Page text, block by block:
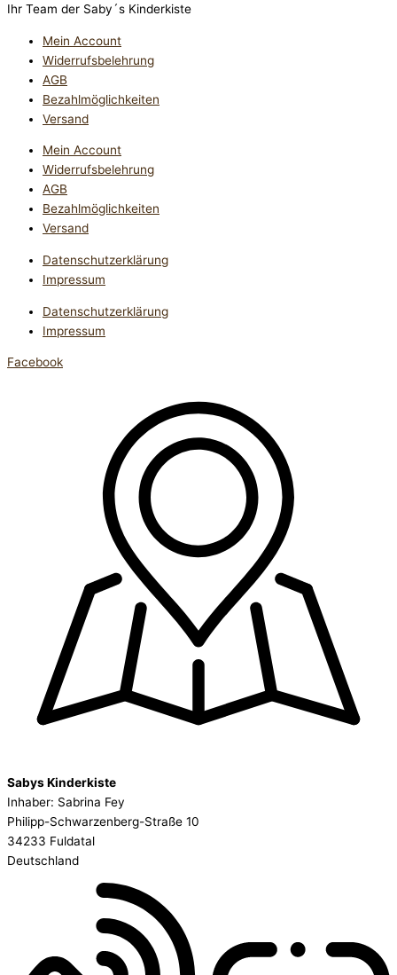
Ihr Team der Saby´s Kinderkiste
Mein Account
Widerrufsbelehrung
AGB
Bezahlmöglichkeiten
Versand
Mein Account
Widerrufsbelehrung
AGB
Bezahlmöglichkeiten
Versand
Datenschutzerklärung
Impressum
Datenschutzerklärung
Impressum
Facebook
Sabys Kinderkiste
Inhaber: Sabrina Fey
Philipp-Schwarzenberg-Straße 10
34233 Fuldatal
Deutschland